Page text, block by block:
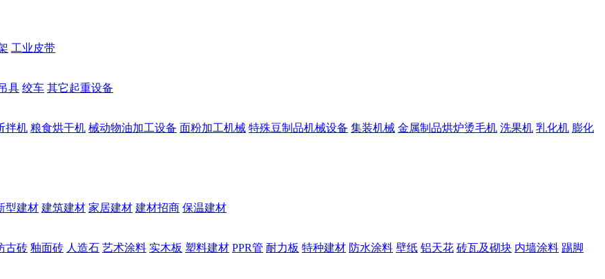
工业皮带
具 绞车 其它起重设备
拌机 粮食烘干机 械动物油加工设备 面粉加工机械 特殊豆制品机械设备 集装机械 金属制品烘炉烫毛机 洗果机 乳化机 膨化
型建材 建筑建材 家居建材 建材招商 保温建材
古砖 釉面砖 人造石 艺术涂料 实木板 塑料建材 PPR管 耐力板 特种建材 防水涂料 壁纸 铝天花 砖瓦及砌块 内墙涂料 踢脚